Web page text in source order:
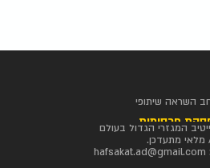
השראה שיתופי
פרסומות
המגזרי הגדול בעולם
מלאי מתעדכן.
hafsakat.ad@gmail.com